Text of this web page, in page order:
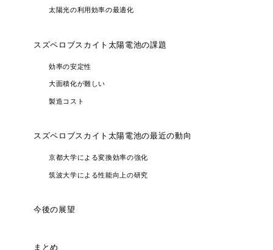
太陽光の利用効率の最適化
スズペロブスカイト太陽電池の課題
効率の安定性
大面積化が難しい
製造コスト
スズペロブスカイト太陽電池の最近の動向
京都大学による変換効率の強化
筑波大学による性能向上の研究
今後の展望
まとめ